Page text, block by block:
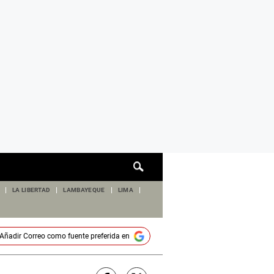
de
LA LIBERTAD LAMBAYEQUE LIMA
Correocomo fuente preferida en